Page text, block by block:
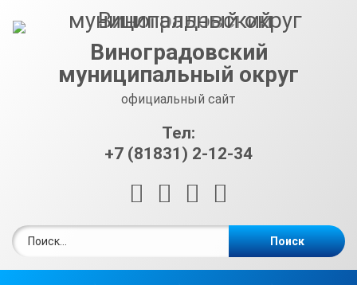
Виноградовский
муниципальный округ
официальный сайт
Тел:
+7 (81831) 2-12-34
RSS E-mailВКонтакте